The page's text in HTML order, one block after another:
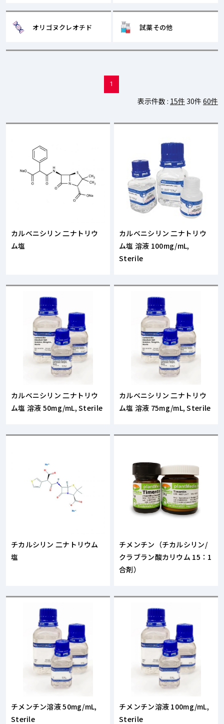
オリゴヌクレオチド 試薬その他
1
表示件数 : 15件 30件 60件
カルベニシリン 二ナトリウ
ム塩
カルベニシリン 二ナトリウ
ム塩 溶液 100mg/mL,
Sterile
カルベニシリン 二ナトリウ
ム塩 溶液 50mg/mL, Sterile
カルベニシリン 二ナトリウ
ム塩 溶液 75mg/mL, Sterile
チカルシリン 二ナトリウム
塩
チメンチン（チカルシリン/
クラブラン酸カリウム 15：1
合剤）
チメンチン溶液 50mg/mL,
Sterile
チメンチン溶液 100mg/mL,
Sterile